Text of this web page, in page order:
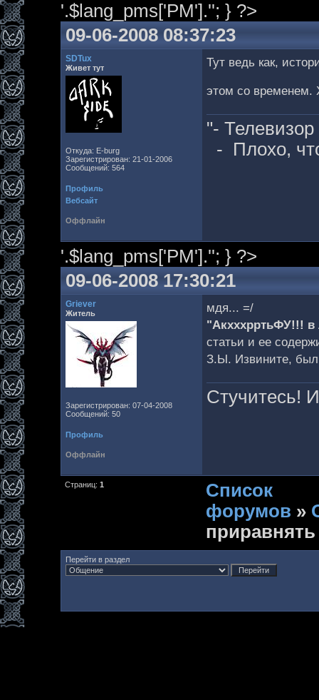
'.$lang_pms['PM'].''; } ?>
09-06-2008 08:37:23
SDTux
Живет тут
Откуда: E-burg
Зарегистрирован: 21-01-2006
Сообщений: 564
Профиль
Вебсайт
Тут ведь как,
этом со временем.
"-
- Плохо,
Оффлайн
'.$lang_pms['PM'].''; } ?>
09-06-2008 17:30:21
Griever
Житель
Зарегистрирован: 07-04-2008
Сообщений: 50
Профиль
мдя... =/
"АкхххрртьФУ!!! в
статьи и ее
З.Ы. Извините, был
Стучитесь!
Оффлайн
Страниц: 1
Список
форумов »
Перейти в раздел